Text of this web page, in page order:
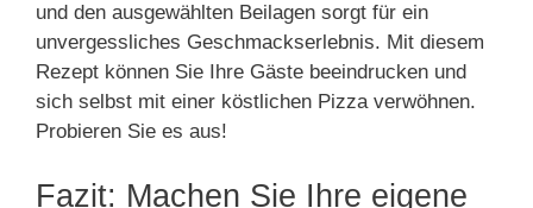
und den ausgewählten Beilagen sorgt für ein
unvergessliches Geschmackserlebnis. Mit diesem
Rezept können Sie Ihre Gäste beeindrucken und
sich selbst mit einer köstlichen Pizza verwöhnen.
Probieren Sie es aus!
Fazit: Machen Sie Ihre eigene